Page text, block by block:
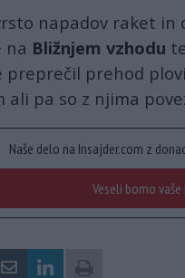
napadov raket
na Bližnjem vzhodu
preprečil prehod
ali pa so z njima
Naše delo na Insajder.com z
Veseli bomo